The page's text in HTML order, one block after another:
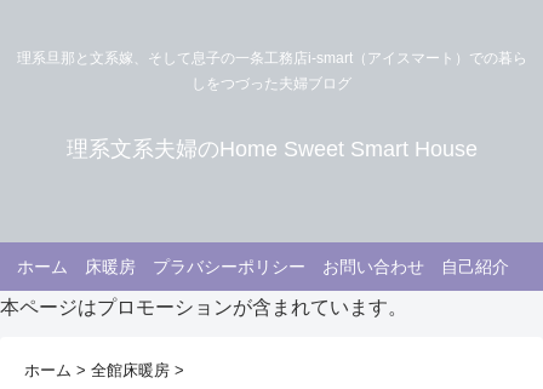
理系旦那と文系嫁、そして息子の一条工務店i-smart（アイスマート）での暮ら
しをつづった夫婦ブログ
理系文系夫婦のHome Sweet Smart House
ホーム 床暖房 プラバシーポリシー お問い合わせ 自己紹介
本ページはプロモーションが含まれています。
ホーム > 全館床暖房 >